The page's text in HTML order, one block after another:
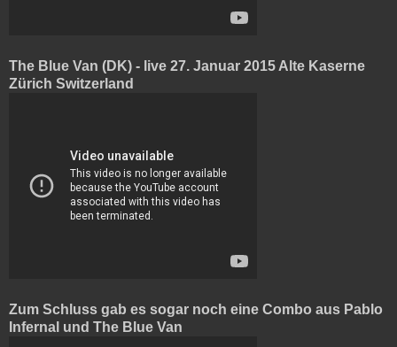
The Blue Van (DK) - live 27. Januar 2015 Alte Kaserne
Zürich Switzerland
Zum Schluss gab es sogar noch eine Combo aus Pablo
Infernal und The Blue Van